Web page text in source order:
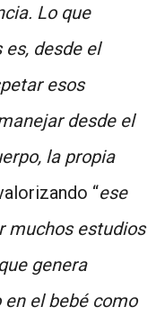
Lo que
desde el
esos
desde el
la propia
“ese
muchos estudios
genera
el bebé como